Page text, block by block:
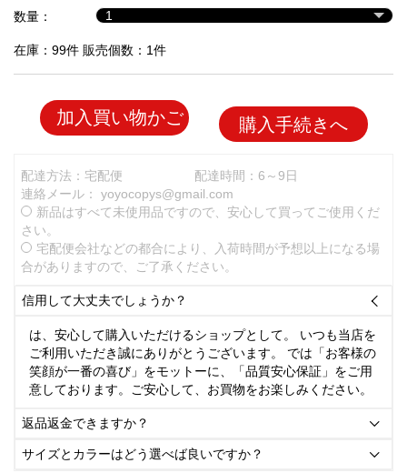
数量：
在庫：99件 販売個数：1件
加入買い物かご 購入手続きへ
配達方法：宅配便
配達時間：6～9日
連絡メール： yoyocopys@gmail.com
新品はすべて未使用品ですので、安心して買ってご使用くだ
さい。
宅配便会社などの都合により、入荷時間が予想以上になる場
合がありますので、ご了承ください。
信用して大丈夫でしょうか？ 
は、安心して購入いただけるショップとして。 いつも当店を
ご利用いただき誠にありがとうございます。 では「お客様の
笑顔が一番の喜び」をモットーに、「品質安心保証」をご用
意しております。ご安心して、お買物をお楽しみください。
返品返金できますか？ 
サイズとカラーはどう選べば良いですか？ 